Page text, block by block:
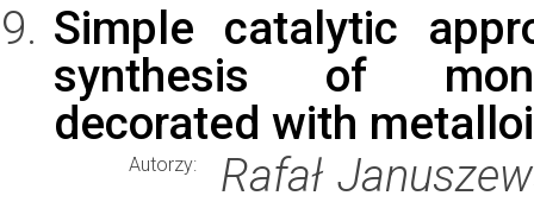
Simple catalytic
synthesis of
decorated with
Autorzy:
Rafał